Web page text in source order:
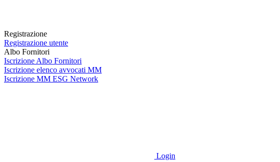
Registrazione
Registrazione utente
Albo Fornitori
Iscrizione Albo Fornitori
Iscrizione elenco avvocati MM
Iscrizione MM ESG Network
Login